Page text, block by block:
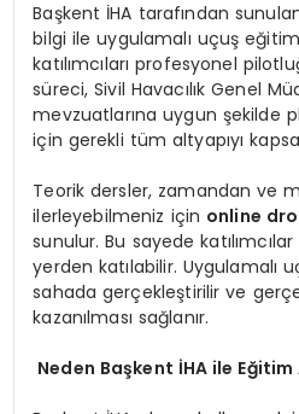
Başkent İHA tarafından
bilgi ile uygulamalı uçuş
katılımcıları profesyonel
süreci, Sivil Havacılık Genel
mevzuatlarına uygun şekilde
için gerekli tüm altyapıyı
Teorik dersler, zamandan ve
ilerleyebilmeniz için online
sunulur. Bu sayede
yerden katılabilir. Uygulamalı
sahada gerçekleştirilir ve
kazanılması sağlanır.
Neden Başkent İHA ile Eğitim